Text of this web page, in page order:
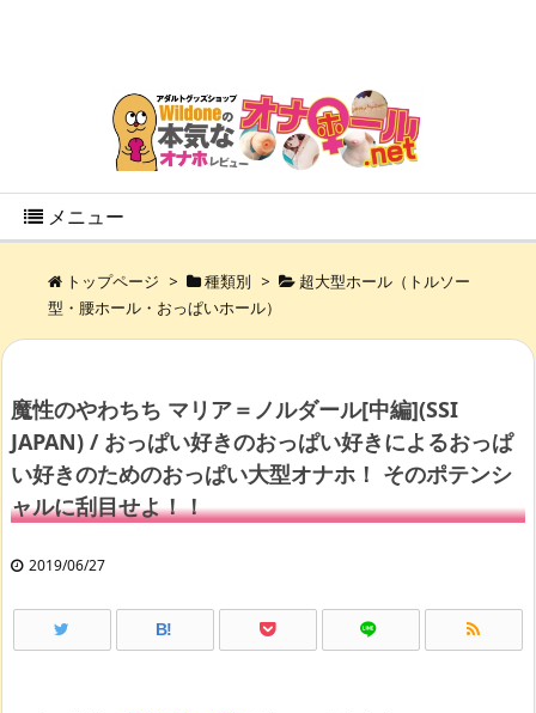
メニュー
トップページ > 種類別 >
超大型ホール（トルソー
型・腰ホール・おっぱいホール）
魔性のやわちち マリア＝ノルダール[中編](SSI
JAPAN) / おっぱい好きのおっぱい好きによるおっぱ
い好きのためのおっぱい大型オナホ！ そのポテンシ
ャルに刮目せよ！！
2019/06/27
B!